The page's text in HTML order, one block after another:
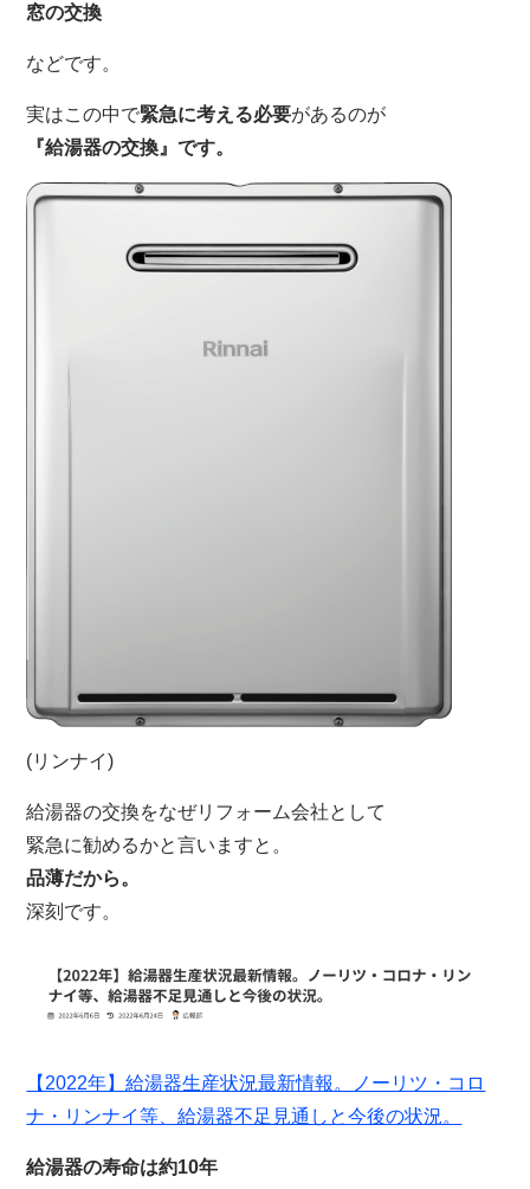
窓の交換
などです。
実はこの中で緊急に考える必要があるのが
『給湯器の交換』です。
(リンナイ)
給湯器の交換をなぜリフォーム会社として
緊急に勧めるかと言いますと。
品薄だから。
深刻です。
【2022年】給湯器生産状況最新情報。ノーリツ・コロ
ナ・リンナイ等、給湯器不足見通しと今後の状況。
給湯器の寿命は約10年